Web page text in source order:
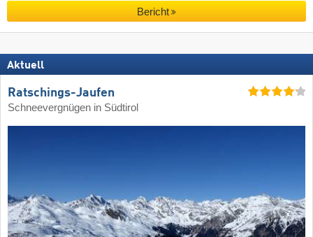
Bericht
Aktuell
Ratschings-Jaufen
Schneevergnügen in Südtirol